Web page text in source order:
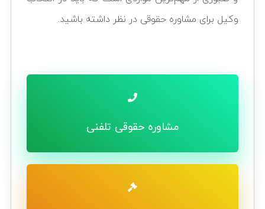
وکیل برای مشاوره حقوقی در نظر داشته باشید.
مشاوره حقوقی تلفنی